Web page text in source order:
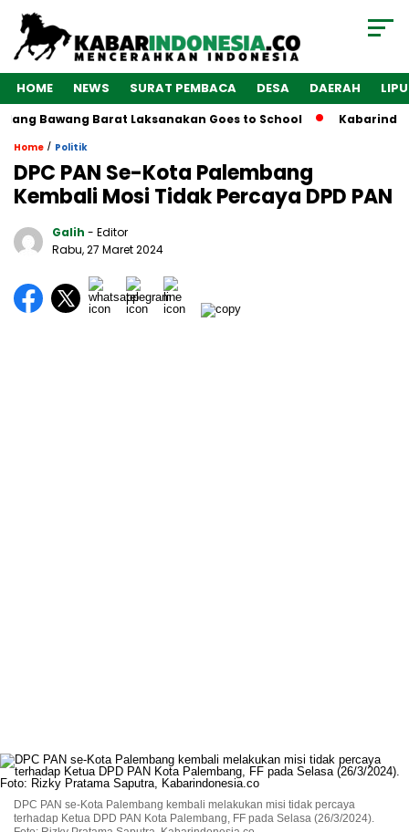
HOME NEWS SURAT PEMBACA DESA DAERAH
Bawang Barat Laksanakan Goes to School
Home / Politik
DPC PAN Se-Kota Palembang
Kembali Mosi Tidak Percaya DPD PAN
Galih - Editor
Rabu, 27 Maret 2024
DPC PAN se-Kota Palembang kembali melakukan misi tidak percaya
terhadap Ketua DPD PAN Kota Palembang, FF pada Selasa (26/3/2024).